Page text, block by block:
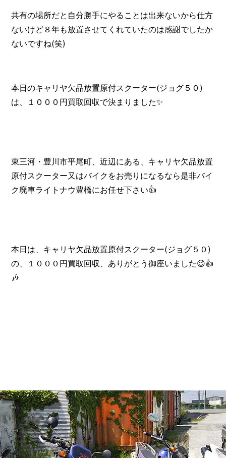
共有の場所だと自分勝手にやることは出来ないから仕方
ないけど８年も放置させてくれていたのは感謝でしたか
ないですね(笑)
本日のキャリヤ欠品放置原付スクーター(ジョグ５０)
は、１０００円買取回収で決まりました✨
東三河・豊川市平尾町、近辺にある、キャリヤ欠品放置
原付スクーター又はバイクをお売りになるなら是非バイ
ク廃車ライトナウ豊橋にお任せ下さい👍️
本日は、キャリヤ欠品放置原付スクーター(ジョグ５０)
の、１０００円買取回収、ありがとう御座いました😉👍️
🎶